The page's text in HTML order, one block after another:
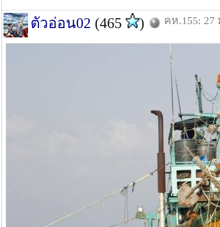
ตัวอ่อน02 (465 ) คห.155: 27